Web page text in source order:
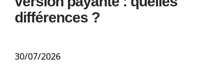
différences ?
30/07/2026